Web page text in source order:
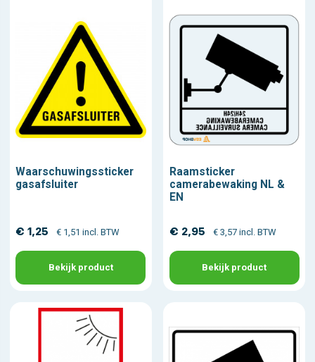
Waarschuwingssticker
gasafsluiter
€ 1,25 € 1,51 incl. BTW
Bekijk product
Raamsticker
camerabewaking NL &
EN
€ 2,95 € 3,57 incl. BTW
Bekijk product